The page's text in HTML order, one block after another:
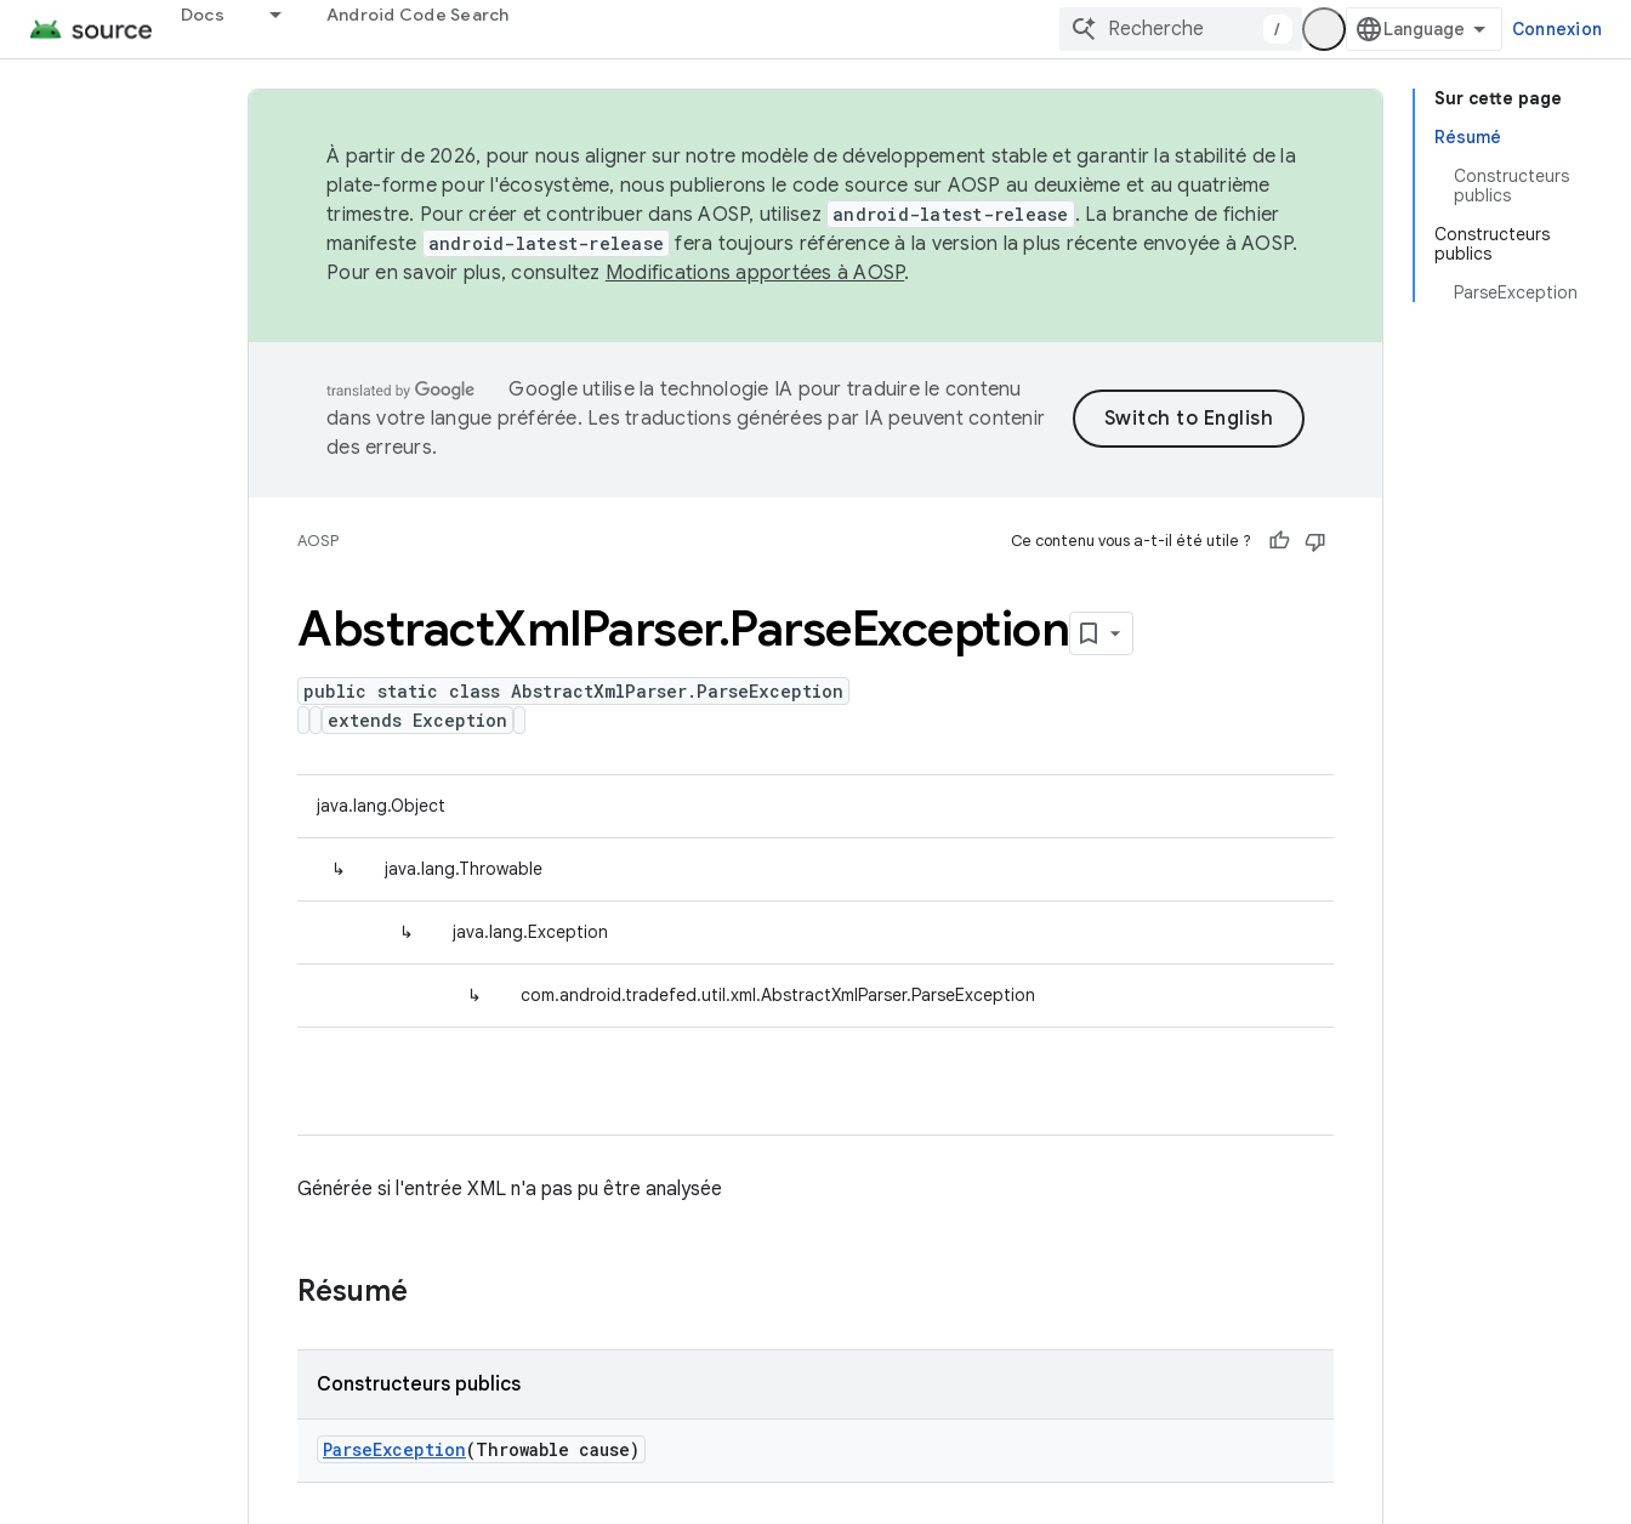
Docs Android Code Search
/ Connexion
Sur cette page
Résumé
Constructeurs
publics
Constructeurs
publics
ParseException
À partir de 2026, pour nous aligner sur notre modèle de développement stable et garantir la stabilité de la
plate-forme pour l'écosystème, nous publierons le code source sur AOSP au deuxième et au quatrième
trimestre. Pour créer et contribuer dans AOSP, utilisez android-latest-release . La branche de fichier
manifeste android-latest-release fera toujours référence à la version la plus récente envoyée à AOSP.
Pour en savoir plus, consultez Modifications apportées à AOSP.
Google utilise la technologie IA pour traduire le contenu
dans votre langue préférée. Les traductions générées par IA peuvent contenir
des erreurs.
AOSP Ce contenu vous a-t-il été utile ?
AbstractXmlParser.ParseException
public static class AbstractXmlParser.ParseException
extends Exception
java.lang.Object
↳ java.lang.Throwable
↳ java.lang.Exception
↳ com.android.tradefed.util.xml.AbstractXmlParser.ParseException
Générée si l'entrée XML n'a pas pu être analysée
Résumé
Constructeurs publics
ParseException(Throwable cause)